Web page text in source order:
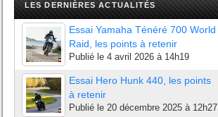
LES DERNIÈRES ACTUALITÉS
Essai Yamaha Ténéré 700 World
Raid, les points à retenir
Publié le 4 avril 2026 à 14h19
Essai Hero Hunk 440, les points
à retenir
Publié le 20 décembre 2025 à 12h27